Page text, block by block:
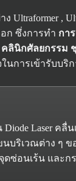
,
ก ซึ่งการทำ กา
คลินิกศัลยกรรม
การเข้ารับบริก
Laser คลื่น
บริเวณต่าง ๆ ข
ดซ่อนเร้น และก